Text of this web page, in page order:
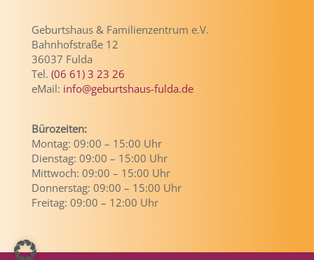
Geburtshaus & Familienzentrum e.V.
Bahnhofstraße 12
36037 Fulda
Tel. (06 61) 3 23 26
eMail: info@geburtshaus-fulda.de
Bürozeiten:
Montag: 09:00 – 15:00 Uhr
Dienstag: 09:00 – 15:00 Uhr
Mittwoch: 09:00 – 15:00 Uhr
Donnerstag: 09:00 – 15:00 Uhr
Freitag: 09:00 – 12:00 Uhr